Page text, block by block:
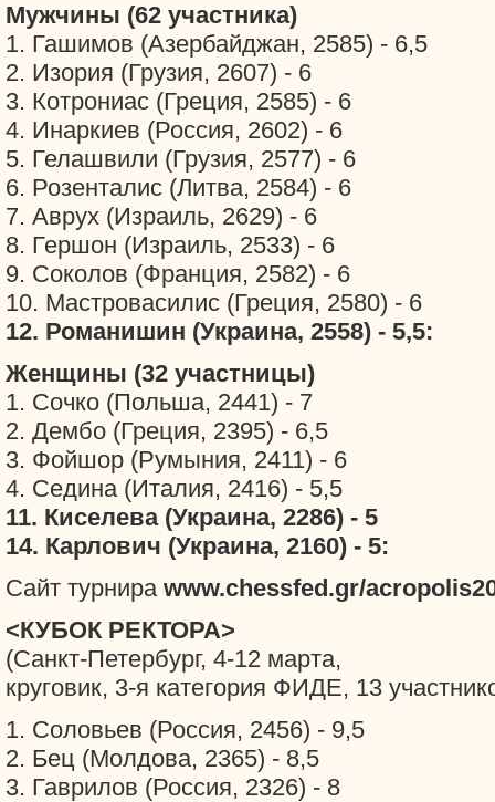
Мужчины (62 участника)
1. Гашимов (Азербайджан, 2585) - 6,5
2. Изория (Грузия, 2607) - 6
3. Котрониас (Греция, 2585) - 6
4. Инаркиев (Россия, 2602) - 6
5. Гелашвили (Грузия, 2577) - 6
6. Розенталис (Литва, 2584) - 6
7. Аврух (Израиль, 2629) - 6
8. Гершон (Израиль, 2533) - 6
9. Соколов (Франция, 2582) - 6
10. Мастровасилис (Греция, 2580) - 6
12. Романишин (Украина, 2558) - 5,5:
Женщины (32 участницы)
1. Сочко (Польша, 2441) - 7
2. Дембо (Греция, 2395) - 6,5
3. Фойшор (Румыния, 2411) - 6
4. Седина (Италия, 2416) - 5,5
11. Киселева (Украина, 2286) - 5
14. Карлович (Украина, 2160) - 5:
Сайт турнира www.chessfed.gr/
<КУБОК РЕКТОРА>
(Санкт-Петербург, 4-12 марта,
круговик, 3-я категория ФИДЕ, 13
1. Соловьев (Россия, 2456) - 9,5
2. Бец (Молдова, 2365) - 8,5
3. Гаврилов (Россия, 2326) - 8